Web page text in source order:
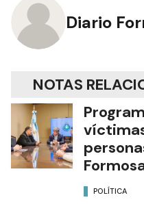
Diario
NOTAS
POLÍTICA